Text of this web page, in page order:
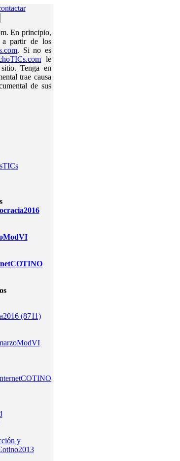
En principio,
a partir de los
. Si no es
le
Tenga en
trae causa
de sus
(8711)
y